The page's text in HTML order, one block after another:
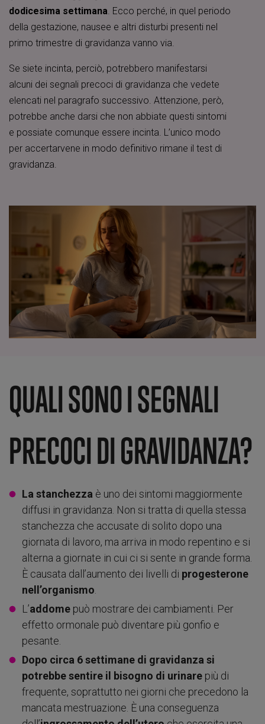
dodicesima settimana. Ecco perché, in quel periodo
della gestazione, nausee e altri disturbi presenti nel
primo trimestre di gravidanza vanno via.
Se siete incinta, perciò, potrebbero manifestarsi
alcuni dei segnali precoci di gravidanza che vedete
elencati nel paragrafo successivo. Attenzione, però,
potrebbe anche darsi che non abbiate questi sintomi
e possiate comunque essere incinta. L’unico modo
per accertarvene in modo definitivo rimane il test di
gravidanza.
QUALI SONO I SEGNALI
PRECOCI DI GRAVIDANZA?
La stanchezza è uno dei sintomi maggiormente
diffusi in gravidanza. Non si tratta di quella stessa
stanchezza che accusate di solito dopo una
giornata di lavoro, ma arriva in modo repentino e si
alterna a giornate in cui ci si sente in grande forma.
È causata dall’aumento dei livelli di progesterone
nell’organismo
L’addome può mostrare dei cambiamenti. Per
effetto ormonale può diventare più gonfio e
pesante.
Dopo circa 6 settimane di gravidanza si
potrebbe sentire il bisogno di urinare più di
frequente, soprattutto nei giorni che precedono la
mancata mestruazione. È una conseguenza